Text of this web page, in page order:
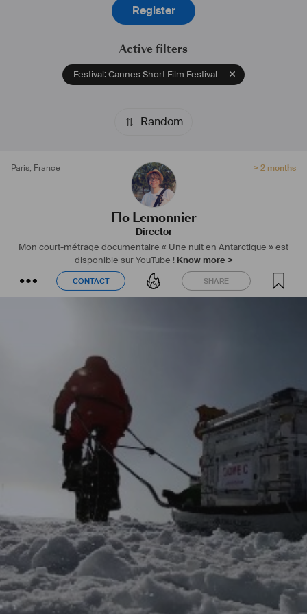
Register
Active filters
Festival: Cannes Short Film Festival
Random
Paris, France > 2 months
Flo Lemonnier
Director
Mon court-métrage documentaire « Une nuit en Antarctique » est
disponible sur YouTube ! Know more >
CONTACT SHARE
CONTACT SHARE